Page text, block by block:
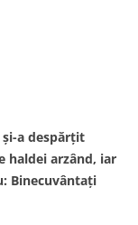
a despărţit
haldei arzând, iar
Binecuvântaţi